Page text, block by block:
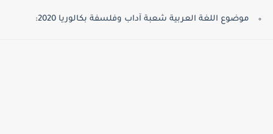
موضوع اللغة العربية شعبة آداب وفلسفة بكالوريا 2020: